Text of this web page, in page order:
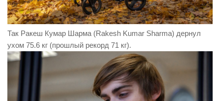
Так Ракеш Кумар Шарма (Rakesh Kumar Sharma) дернул
ухом 75.6 кг (прошлый рекорд 71 кг).